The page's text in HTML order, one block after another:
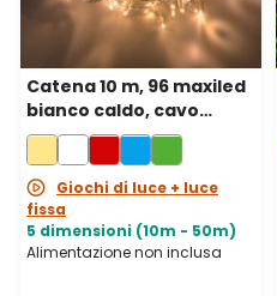
Catena 10 m, 96 maxiled
bianco caldo, cavo
trasparente,
prolungabile
Giochi di luce + luce
fissa
5 dimensioni (10m - 50m)
Alimentazione non inclusa